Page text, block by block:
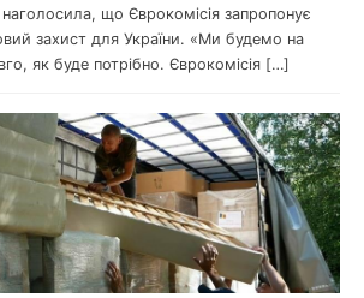
що Єврокомісія запропонує
захист для України. «Ми будемо на
як буде потрібно. Єврокомісія […]